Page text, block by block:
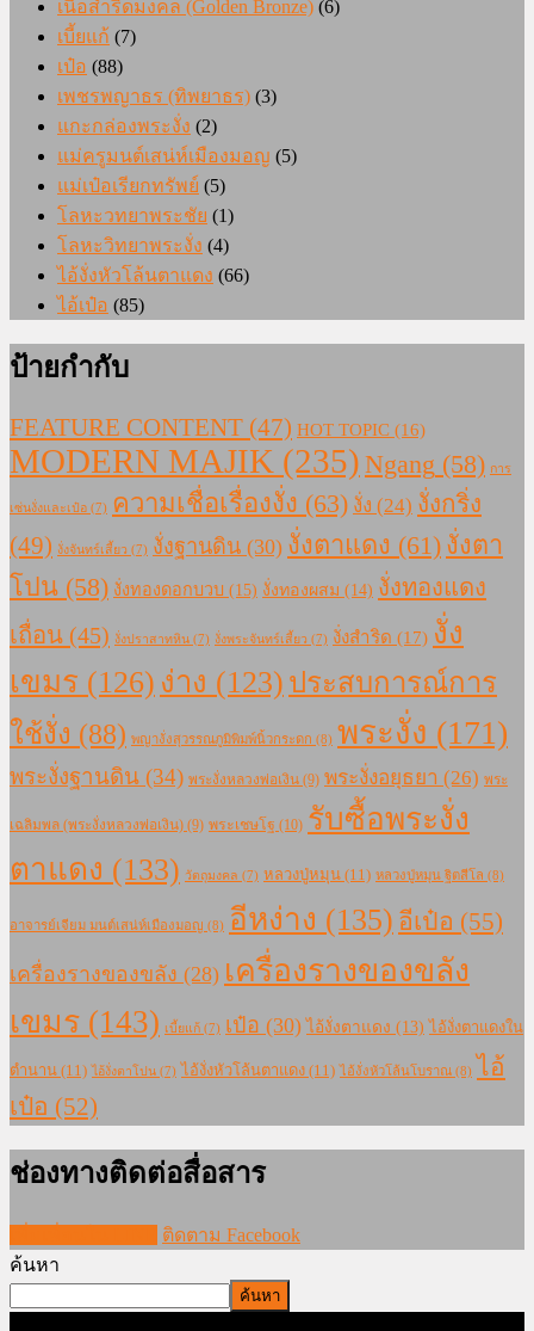
เนื้อสำริดมงคล (Golden Bronze) (6)
เบี้ยแก้ (7)
เป๋อ (88)
เพชรพญาธร (ทิพยาธร) (3)
แกะกล่องพระงั่ง (2)
แม่ครูมนต์เสน่ห์เมืองมอญ (5)
แม่เป๋อเรียกทรัพย์ (5)
โลหะวทยาพระชัย (1)
โลหะวิทยาพระงั่ง (4)
ไอ้งั่งหัวโล้นตาแดง (66)
ไอ้เป๋อ (85)
ป้ายกำกับ
FEATURE CONTENT (47) HOT TOPIC (16)
MODERN MAJIK (235) Ngang (58) การ
เซ่นงั่งและเป๋อ (7) ความเชื่อเรื่องงั่ง (63) งั่ง (24) งั่งกริ่ง
(49) งั่งจันทร์เสี้ยว (7) งั่งฐานดิน (30) งั่งตาแดง (61) งั่งตา
โปน (58) งั่งทองดอกบวบ (15) งั่งทองผสม (14) งั่งทองแดง
เถื่อน (45) งั่งปราสาทหิน (7) งั่งพระจันทร์เสี้ยว (7) งั่งสำริด (17) งั่ง
เขมร (126) ง่าง (123) ประสบการณ์การ
ใช้งั่ง (88) พญางั่งสุวรรณภูมิพิมพ์นิ้วกระดก (8) พระงั่ง (171)
พระงั่งฐานดิน (34) พระงั่งหลวงพ่อเงิน (9) พระงั่งอยุธยา (26) พระ
เฉลิมพล (พระงั่งหลวงพ่อเงิน) (9) พระเชษโฐ (10) รับซื้อพระงั่ง
ตาแดง (133) วัตถุมงคล (7) หลวงปู่หมุน (11) หลวงปู่หมุน ฐิตสีโล (8)
อาจารย์เจียม มนต์เสน่ห์เมืองมอญ (8) อีหง่าง (135) อีเป๋อ (55)
เครื่องรางของขลัง (28) เครื่องรางของขลัง
เขมร (143) เบี้ยแก้ (7) เป๋อ (30) ไอ้งั่งตาแดง (13) ไอ้งั่งตาแดงใน
ตำนาน (11) ไอ้งั่งตาโปน (7) ไอ้งั่งหัวโล้นตาแดง (11) ไอ้งั่งหัวโล้นโบราณ (8) ไอ้
เป๋อ (52)
ช่องทางติดต่อสื่อสาร
ติดตาม Facebook
ค้นหา
ค้นหา